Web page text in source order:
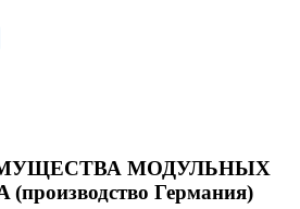
МОДУЛЬНЫХ
Германия)